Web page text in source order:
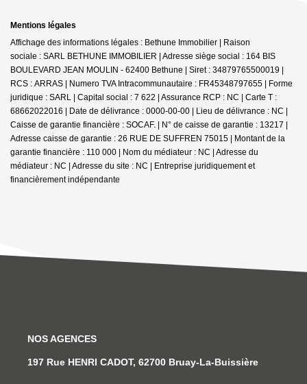
Mentions légales
Affichage des informations légales : Bethune Immobilier | Raison
sociale : SARL BETHUNE IMMOBILIER | Adresse siège social : 164 BIS
BOULEVARD JEAN MOULIN - 62400 Bethune | Siret : 34879765500019 |
RCS : ARRAS | Numero TVA Intracommunautaire : FR45348797655 | Forme
juridique : SARL | Capital social : 7 622 | Assurance RCP : NC | Carte T :
68662022016 | Date de délivrance : 0000-00-00 | Lieu de délivrance : NC |
Caisse de garantie financière : SOCAF. | N° de caisse de garantie : 13217 |
Adresse caisse de garantie : 26 RUE DE SUFFREN 75015 | Montant de la
garantie financière : 110 000 | Nom du médiateur : NC | Adresse du
médiateur : NC | Adresse du site : NC | Entreprise juridiquement et
financièrement indépendante
NOS AGENCES
197 Rue HENRI CADOT, 62700 Bruay-La-Buissière